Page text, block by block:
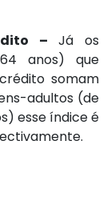
– Já os
anos) que
somam
adultos (de
esse índice é